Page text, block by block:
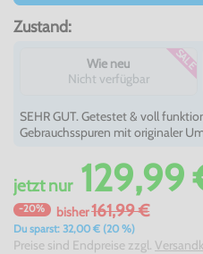
Zustand:
Wie neu
Nicht verfügbar
SALE
SEHR GUT. Getestet & voll
Gebrauchsspuren mit originaler
jetztnur129,99
-20% bisher161,99 €
Du sparst: 32,00 € (20 %)
Preise sind Endpreise zzgl.